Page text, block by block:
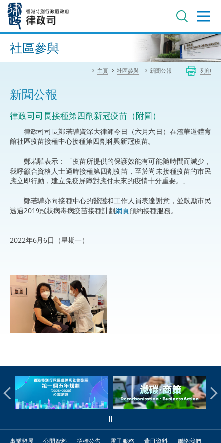
內
進階搜尋
社區參與
主頁 社區參與 新聞公報 列印
新聞公報
​律政司司長接種第四劑新冠疫苗（附圖）
律政司司長鄭若驊資深大律師今日（六月六日）在渣華道體育
館社區疫苗接種中心接種第四劑科興新冠疫苗。
鄭若驊表示：「疫苗所提供的保護效能有可能隨時間而減少，
我呼籲合資格人士適時接種第四劑疫苗，至於尚未接種疫苗的市民
應立即行動，建立免疫屏障對應付未來的疫情十分重要。」
鄭若驊亦向接種中心的醫護和工作人員表達謝意，並鼓勵市民
透過2019冠狀病毒病疫苗接種計劃網頁預約接種服務。
2022年6月6日（星期一）
事業發展 公開資料 招標公告 電子服務 昔日資料 聯絡我們